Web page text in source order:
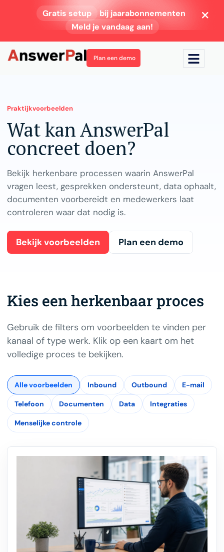
Gratis setup bij jaarabonnementen
Meld je vandaag aan!
Plan een demo
Praktijkvoorbeelden
Wat kan AnswerPal
concreet doen?
Bekijk herkenbare processen waarin AnswerPal
vragen leest, gesprekken ondersteunt, data ophaalt,
documenten voorbereidt en medewerkers laat
controleren waar dat nodig is.
Bekijk voorbeelden Plan een demo
Kies een herkenbaar proces
Gebruik de filters om voorbeelden te vinden per
kanaal of type werk. Klik op een kaart om het
volledige proces te bekijken.
Alle voorbeelden Inbound Outbound E-mail
Telefoon Documenten Data Integraties
Menselijke controle